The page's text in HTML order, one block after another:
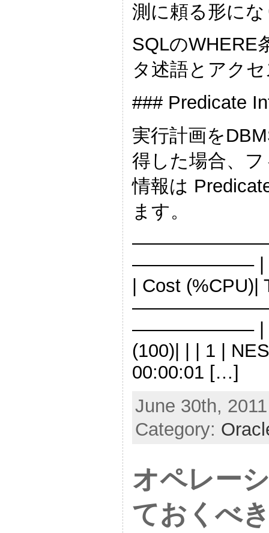
測に頼る形に
SQLのWHERE
タ述語とアク
### Predicate
実行計画を
得した場合、
情報は
ます。
——————– | Id |
| Cost (%CPU)|
——————– | 0 |
(100)| | | 1 |
00:00:01 […]
June 30th,
Category:
オペレー
ておくべ